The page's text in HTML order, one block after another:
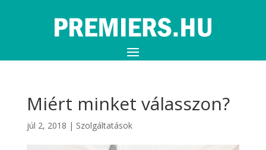
Miért minket válasszon?
júl 2, 2018 | Szolgáltatások